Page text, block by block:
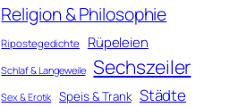
Religion & Philosophie
Ripostegedichte Rüpeleien
Schlaf & Langeweile Sechszeiler
Sex & Erotik Speis & Trank Städte